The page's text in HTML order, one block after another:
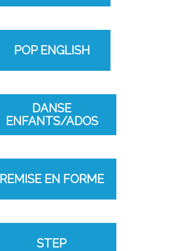
POP ENGLISH
DANSE
ENFANTS/ADOS
REMISE EN FORME
STEP